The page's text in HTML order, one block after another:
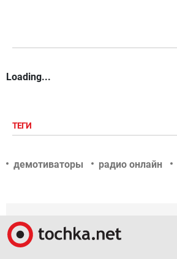
Loading...
ТЕГИ
демотиваторы радио онлайн